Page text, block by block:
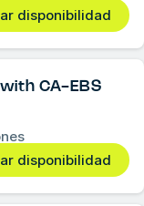
disponibilidad
CA-EBS
disponibilidad